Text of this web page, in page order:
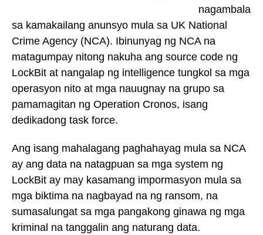
nagambala
sa kamakailang anunsyo mula sa UK National
Crime Agency (NCA). Ibinunyag ng NCA na
matagumpay nitong nakuha ang source code ng
LockBit at nangalap ng intelligence tungkol sa mga
operasyon nito at mga nauugnay na grupo sa
pamamagitan ng Operation Cronos, isang
dedikadong task force.
Ang isang mahalagang paghahayag mula sa NCA
ay ang data na natagpuan sa mga system ng
LockBit ay may kasamang impormasyon mula sa
mga biktima na nagbayad na ng ransom, na
sumasalungat sa mga pangakong ginawa ng mga
kriminal na tanggalin ang naturang data.